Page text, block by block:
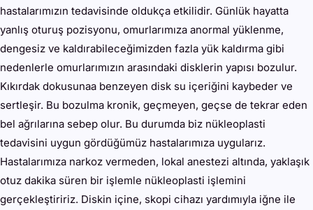
hastalarımızın tedavisinde oldukça etkilidir. Günlük hayatta
yanlış oturuş pozisyonu, omurlarımıza anormal yüklenme,
dengesiz ve kaldırabileceğimizden fazla yük kaldırma gibi
nedenlerle omurlarımızın arasındaki disklerin yapısı bozulur.
Kıkırdak dokusunaa benzeyen disk su içeriğini kaybeder ve
sertleşir. Bu bozulma kronik, geçmeyen, geçse de tekrar eden
bel ağrılarına sebep olur. Bu durumda biz nükleoplasti
tedavisini uygun gördüğümüz hastalarımıza uygularız.
Hastalarımıza narkoz vermeden, lokal anestezi altında, yaklaşık
otuz dakika süren bir işlemle nükleoplasti işlemini
gerçekleştiririz. Diskin içine, skopi cihazı yardımıyla iğne ile